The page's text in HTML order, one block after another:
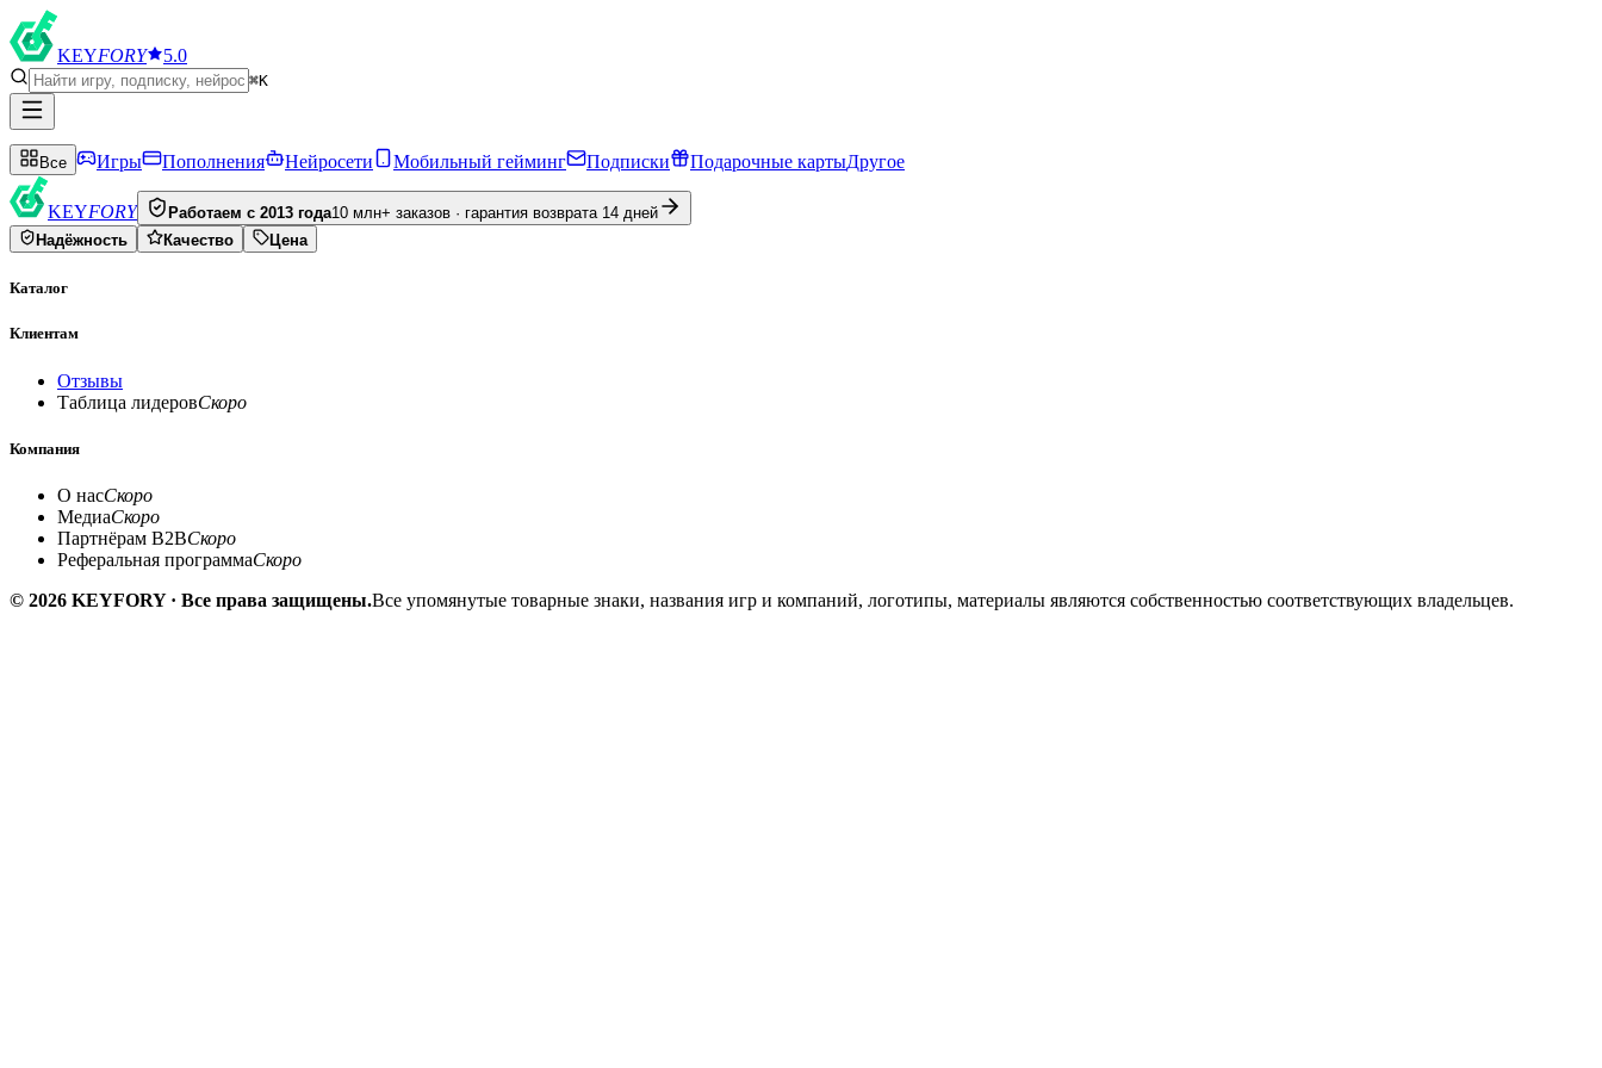
KEYFORY 5.0
⌘K
Все Игры Пополнения Нейросети Мобильный гейминг Подписки Подарочные картыДругое
KEYFORY Работаем с 2013 года10 млн+ заказов · гарантия возврата 14 дней
Надёжность
Качество Цена
Каталог
Клиентам
Отзывы
Таблица лидеровСкоро
Компания
О насСкоро
МедиаСкоро
Партнёрам B2BСкоро
Реферальная программаСкоро
© 2026 KEYFORY · Все права защищены.Все упомянутые товарные знаки, названия игр и компаний, логотипы, материалы являются собственностью соответствующих владельцев.